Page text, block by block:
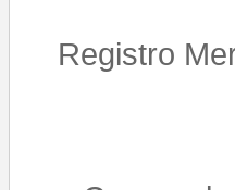
Registro